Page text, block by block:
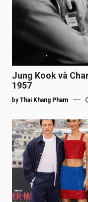
Jung Kook và
1957
by Thai Khang Pham